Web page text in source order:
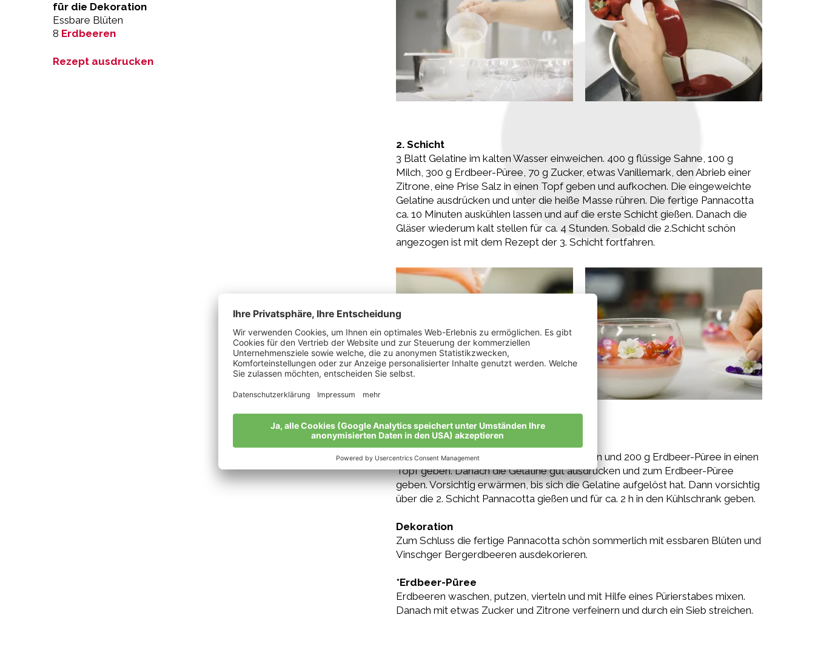
für die Dekoration
Essbare Blüten
8 Erdbeeren
Rezept ausdrucken
2. Schicht
3 Blatt Gelatine im kalten Wasser einweichen. 400 g flüssige Sahne, 100 g
Milch, 300 g Erdbeer-Püree, 70 g Zucker, etwas Vanillemark, den Abrieb einer
Zitrone, eine Prise Salz in einen Topf geben und aufkochen. Die eingeweichte
Gelatine ausdrücken und unter die heiße Masse rühren. Die fertige Pannacotta
ca. 10 Minuten auskühlen lassen und auf die erste Schicht gießen. Danach die
Gläser wiederum kalt stellen für ca. 4 Stunden. Sobald die 2.Schicht schön
angezogen ist mit dem Rezept der 3. Schicht fortfahren.
1 Blatt Gelatine im kalten Wasser einweichen und 200 g Erdbeer-Püree in einen
Topf geben. Danach die Gelatine gut ausdrücken und zum Erdbeer-Püree
geben. Vorsichtig erwärmen, bis sich die Gelatine aufgelöst hat. Dann vorsichtig
über die 2. Schicht Pannacotta gießen und für ca. 2 h in den Kühlschrank geben.
Dekoration
Zum Schluss die fertige Pannacotta schön sommerlich mit essbaren Blüten und
Vinschger Bergerdbeeren ausdekorieren.
*Erdbeer-Püree
Erdbeeren waschen, putzen, vierteln und mit Hilfe eines Pürierstabes mixen.
Danach mit etwas Zucker und Zitrone verfeinern und durch ein Sieb streichen.